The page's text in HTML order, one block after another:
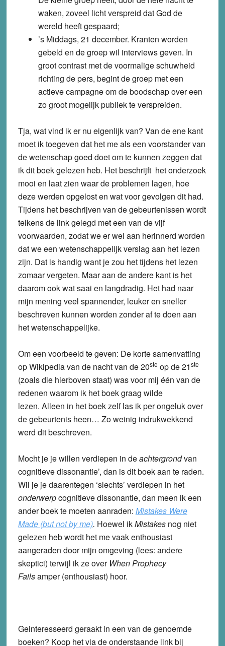
waken, zoveel licht verspreid dat God de
wereld heeft gespaard;
’s Middags, 21 december. Kranten worden
gebeld en de groep wil interviews geven. In
groot contrast met de voormalige schuwheid
richting de pers, begint de groep met een
actieve campagne om de boodschap over een
zo groot mogelijk publiek te verspreiden.
Tja, wat vind ik er nu eigenlijk van? Van de ene kant
moet ik toegeven dat het me als een voorstander van
de wetenschap goed doet om te kunnen zeggen dat
ik dit boek gelezen heb. Het beschrijft het onderzoek
mooi en laat zien waar de problemen lagen, hoe
deze werden opgelost en wat voor gevolgen dit had.
Tijdens het beschrijven van de gebeurtenissen wordt
telkens de link gelegd met een van de vijf
voorwaarden, zodat we er wel aan herinnerd worden
dat we een wetenschappelijk verslag aan het lezen
zijn. Dat is handig want je zou het tijdens het lezen
zomaar vergeten. Maar aan de andere kant is het
daarom ook wat saai en langdradig. Het had naar
mijn mening veel spannender, leuker en sneller
beschreven kunnen worden zonder af te doen aan
het wetenschappelijke.
Om een voorbeeld te geven: De korte samenvatting
op Wikipedia van de nacht van de 20ste op de 21ste
(zoals die hierboven staat) was voor mij één van de
redenen waarom ik het boek graag wilde
lezen. Alleen in het boek zelf las ik per ongeluk over
de gebeurtenis heen… Zo weinig indrukwekkend
werd dit beschreven.
Mocht je je willen verdiepen in deachtergrondvan
cognitieve dissonantie’, dan is dit boek aan te raden.
Wil je je daarentegen ‘slechts’ verdiepen in het
onderwerpcognitieve dissonantie, dan meen ik een
ander boek te moeten aanraden: Mistakes Were
Made (but not by me). Hoewel ikMistakesnog niet
gelezen heb wordt het me vaak enthousiast
aangeraden door mijn omgeving (lees: andere
skeptici) terwijl ik ze over When Prophecy
Failsamper (enthousiast) hoor.
Geinteresseerd geraakt in een van de genoemde
boeken? Koop het via de onderstaande link bij